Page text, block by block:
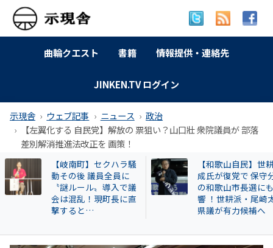
曲輪クエスト 書籍 情報提供・連絡先
JINKEN.TV ログイン
示現舎 ウェブ記事 ニュース
政治
【左翼化する 自民党】解放の 票狙い？山口壯 衆院議員が 部落
差別解消推進法改正を 画策！
【和歌山自民】世耕弘
成氏が復党で 保守分裂
の和歌山市長選にも影
響 ！世耕派・尾崎太郎
県議が有力候補へ
【告発スクープ】
興毅氏も被害者?
い牛肉投資に関与
片桐章浩和歌山県
説明を求める!